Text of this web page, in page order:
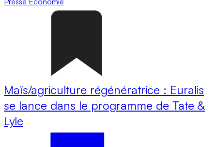
Maïs/agriculture régénératrice : Euralis
se lance dans le programme de Tate &
Lyle